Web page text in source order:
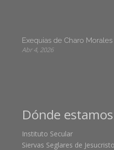
Exequias de Charo Morales
Abr 4, 2026
Dónde estamos
Instituto Secular
Siervas Seglares de